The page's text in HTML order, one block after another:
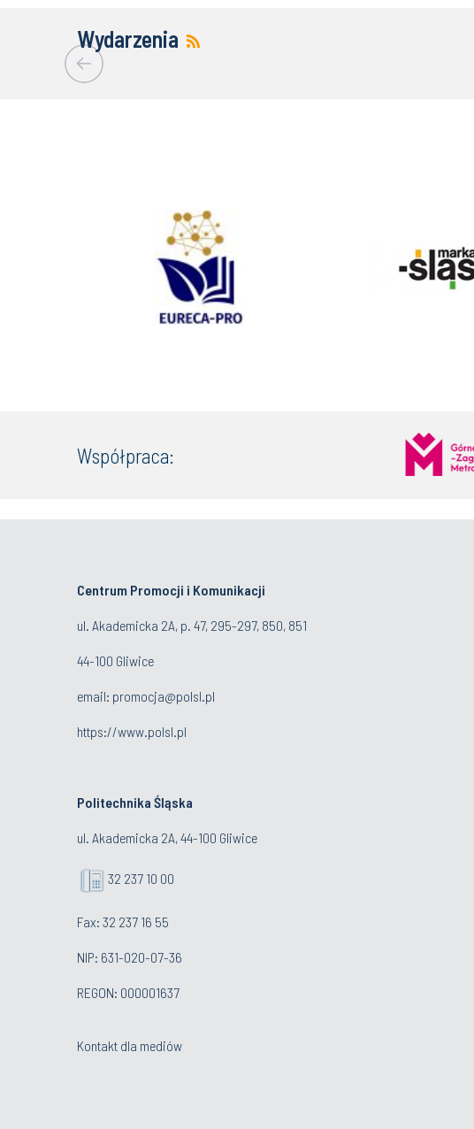
Wydarzenia
Współpraca:
Centrum Promocji i Komunikacji
ul. Akademicka 2A, p. 47, 295-297, 850, 851
44-100 Gliwice
email: promocja@polsl.pl
https://www.polsl.pl
Politechnika Śląska
ul. Akademicka 2A, 44-100 Gliwice
32 237 10 00
Fax: 32 237 16 55
NIP: 631-020-07-36
REGON: 000001637
Kontakt dla mediów